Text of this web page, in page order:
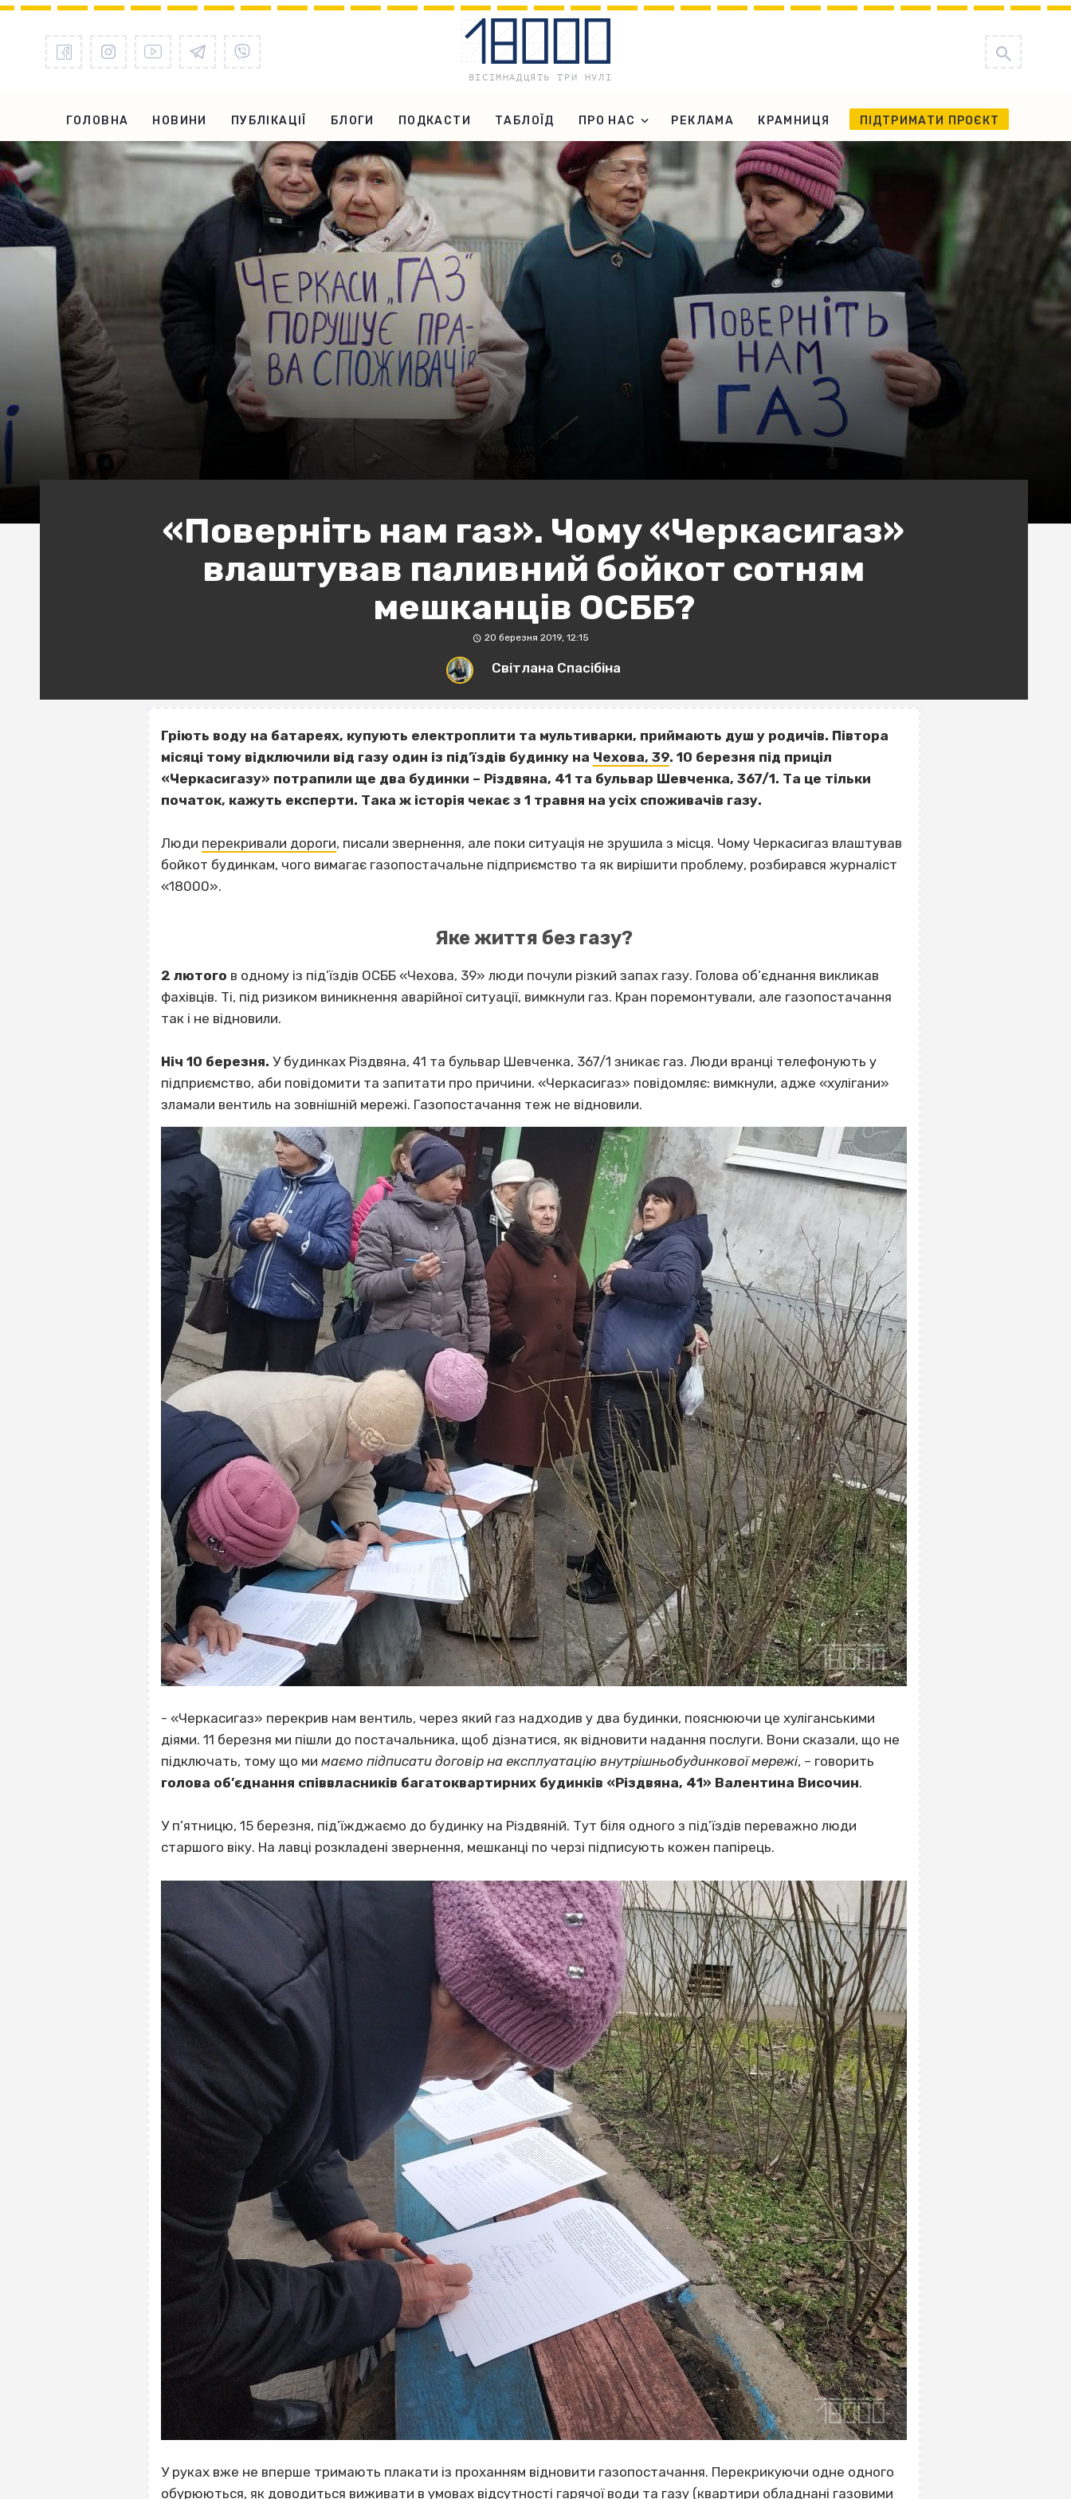
ГОЛОВНА НОВИНИ ПУБЛІКАЦІЇ БЛОГИ ПОДКАСТИ ТАБЛОЇД ПРО НАС РЕКЛАМА КРАМНИЦЯ ПІДТРИМАТИ ПРОЄКТ
«Поверніть нам газ». Чому «Черкасигаз»
влаштував паливний бойкот сотням
мешканців ОСББ?
20 березня 2019, 12:15
Світлана Спасібіна
Гріють воду на батареях, купують електроплити та мультиварки, приймають душ у родичів. Півтора
місяці тому відключили від газу один із під’їздів будинку на Чехова, 39. 10 березня під приціл
«Черкасигазу» потрапили ще два будинки – Різдвяна, 41 та бульвар Шевченка, 367/1. Та це тільки
початок, кажуть експерти. Така ж історія чекає з 1 травня на усіх споживачів газу.
Люди перекривали дороги, писали звернення, але поки ситуація не зрушила з місця. Чому Черкасигаз влаштував
бойкот будинкам, чого вимагає газопостачальне підприємство та як вирішити проблему, розбирався журналіст
«18000».
Яке життя без газу?
2 лютого в одному із під’їздів ОСББ «Чехова, 39» люди почули різкий запах газу. Голова об’єднання викликав
фахівців. Ті, під ризиком виникнення аварійної ситуації, вимкнули газ. Кран поремонтували, але газопостачання
так і не відновили.
Ніч 10 березня. У будинках Різдвяна, 41 та бульвар Шевченка, 367/1 зникає газ. Люди вранці телефонують у
підприємство, аби повідомити та запитати про причини. «Черкасигаз» повідомляє: вимкнули, адже «хулігани»
зламали вентиль на зовнішній мережі. Газопостачання теж не відновили.
- «Черкасигаз» перекрив нам вентиль, через який газ надходив у два будинки, пояснюючи це хуліганськими
діями. 11 березня ми пішли до постачальника, щоб дізнатися, як відновити надання послуги. Вони сказали, що не
підключать, тому що ми маємо підписати договір на експлуатацію внутрішньобудинкової мережі, – говорить
голова об’єднання співвласників багатоквартирних будинків «Різдвяна, 41» Валентина Височин.
У п’ятницю, 15 березня, під’їжджаємо до будинку на Різдвяній. Тут біля одного з під’їздів переважно люди
старшого віку. На лавці розкладені звернення, мешканці по черзі підписують кожен папірець.
У руках вже не вперше тримають плакати із проханням відновити газопостачання. Перекрикуючи одне одного
обурюються, як доводиться виживати в умовах відсутності гарячої води та газу (квартири обладнані газовими